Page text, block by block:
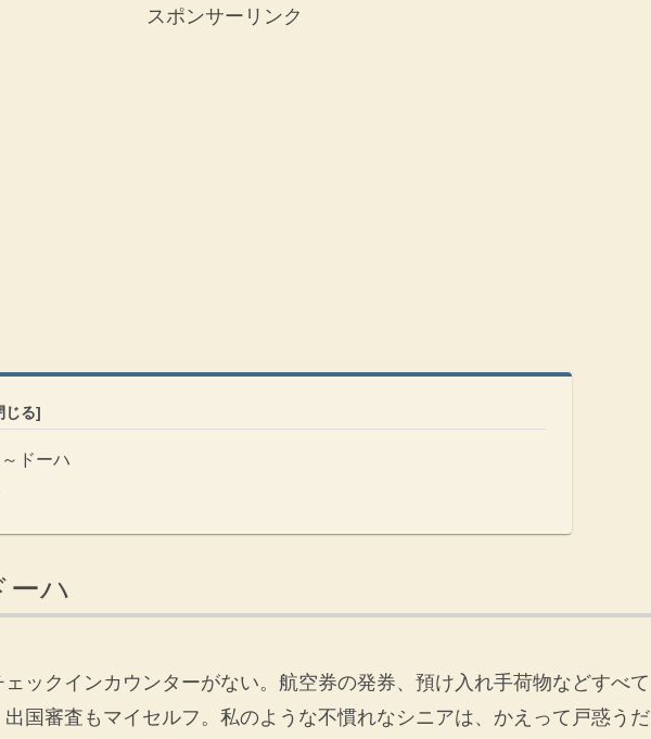
スポンサーリンク
ドーハ
ーハ
ックインカウンターがない。航空券の発券、預け入れ手荷物などすべて
国審査もマイセルフ。私のような不慣れなシニアは、かえって戸惑うだ